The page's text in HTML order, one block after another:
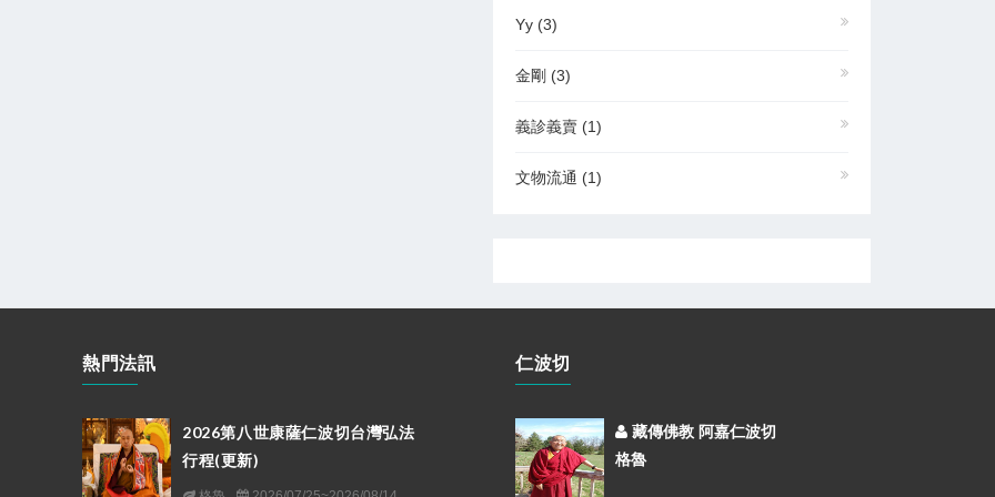
Yy (3)
金剛 (3)
義診義賣 (1)
文物流通 (1)
熱門法訊
2026第八世康薩仁波切台灣弘法
行程(更新)
仁波切
藏傳佛教 阿嘉仁波切
格魯